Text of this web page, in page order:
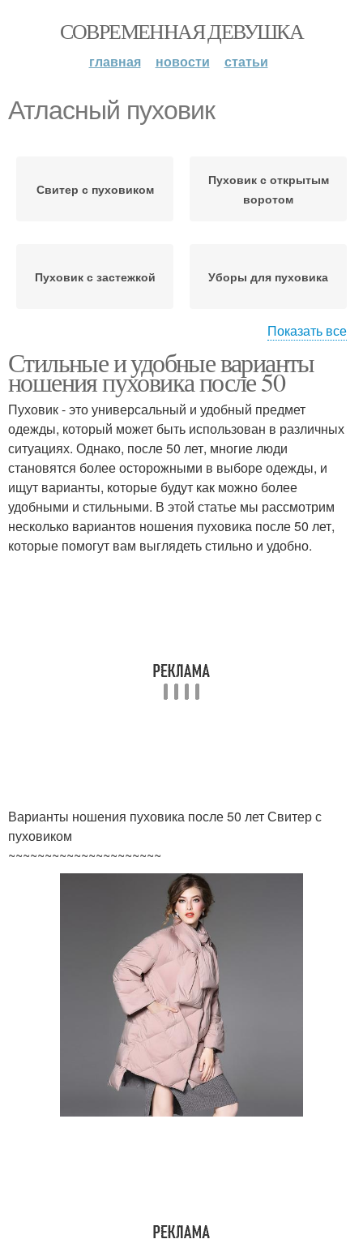
СОВРЕМЕННАЯ ДЕВУШКА
главная новости статьи
Атласный пуховик
Свитер с пуховиком
Пуховик с открытым
воротом
Пуховик с застежкой Уборы для пуховика
Убор к пуховику Убор для пуховика
Показать все
Стильные и удобные варианты
ношения пуховика после 50
Пуховик - это универсальный и удобный предмет
одежды, который может быть использован в различных
ситуациях. Однако, после 50 лет, многие люди
становятся более осторожными в выборе одежды, и
ищут варианты, которые будут как можно более
удобными и стильными. В этой статье мы рассмотрим
несколько вариантов ношения пуховика после 50 лет,
которые помогут вам выглядеть стильно и удобно.
Варианты ношения пуховика после 50 лет Свитер с
пуховиком
~~~~~~~~~~~~~~~~~~~~~